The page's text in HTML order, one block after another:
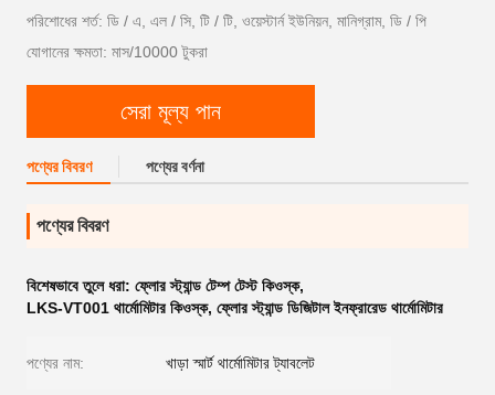
পরিশোধের শর্ত: ডি / এ, এল / সি, টি / টি, ওয়েস্টার্ন ইউনিয়ন, মানিগ্রাম, ডি / পি
যোগানের ক্ষমতা: মাস/10000 টুকরা
সেরা মূল্য পান
পণ্যের বিবরণ পণ্যের বর্ণনা
পণ্যের বিবরণ
বিশেষভাবে তুলে ধরা: ফ্লোর স্ট্যান্ড টেম্প টেস্ট কিওস্ক,
LKS-VT001 থার্মোমিটার কিওস্ক, ফ্লোর স্ট্যান্ড ডিজিটাল ইনফ্রারেড থার্মোমিটার
পণ্যের নাম: খাড়া স্মার্ট থার্মোমিটার ট্যাবলেট